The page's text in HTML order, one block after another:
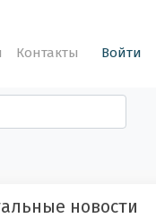
Контакты Войти
новости